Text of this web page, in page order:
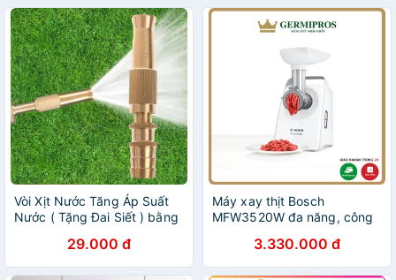
Vòi Xịt Nước Tăng Áp Suất
Nước ( Tặng Đai Siết ) bằng
khi đơn đạt giá trị tối thiểu
150k]
29.000 đ
Máy xay thịt Bosch
MFW3520W đa năng, công
3.330.000 đ